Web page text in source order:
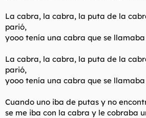
La cabra, la cabra, la puta de la
parió,
yooo tenía una cabra que se llamaba
La cabra, la cabra, la puta de la
parió,
yooo tenía una cabra que se llamaba
Cuando uno iba de putas y no
se me iba con la cabra y le cobraba